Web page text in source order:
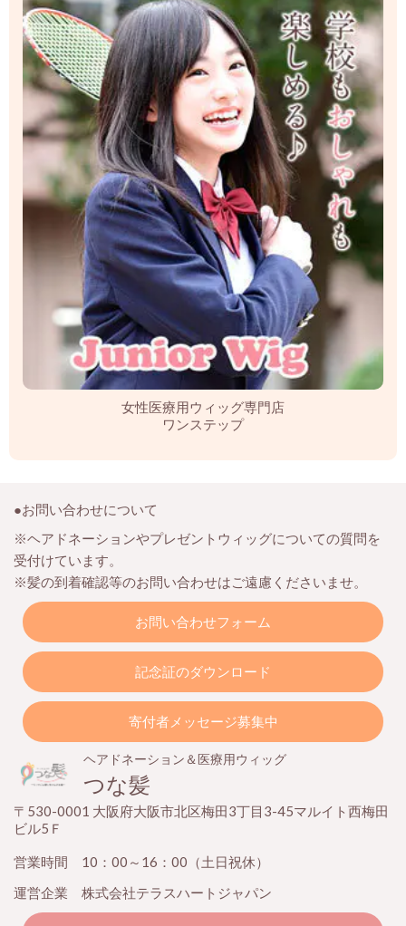
女性医療用ウィッグ専門店
ワンステップ
●お問い合わせについて
※ヘアドネーションやプレゼントウィッグについての質問を
受付けています。
※髪の到着確認等のお問い合わせはご遠慮くださいませ。
お問い合わせフォーム
記念証のダウンロード
寄付者メッセージ募集中
ヘアドネーション＆医療用ウィッグ
つな髪
〒530-0001 大阪府大阪市北区梅田3丁目3-45マルイト西梅田
ビル5Ｆ
営業時間 10：00～16：00（土日祝休）
運営企業 株式会社テラスハートジャパン